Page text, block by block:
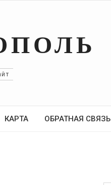
КАРТА ОБРАТНАЯ СВЯЗЬ